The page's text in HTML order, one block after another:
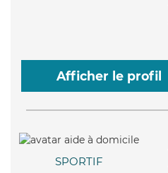
Afficher le profil
SPORTIF